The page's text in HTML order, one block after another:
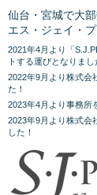
仙台・宮城で大
エス・ジェイ・
2021年4月より「
トする運びとなりまし
2022年9月より株式会
た！
2023年4月より事務所
2023年9月より株式会
した！